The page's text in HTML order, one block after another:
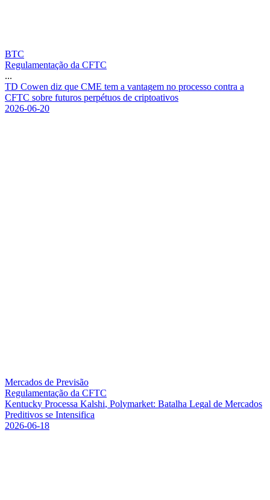
BTC
Regulamentação da CFTC
...
TD Cowen diz que CME tem a vantagem no processo contra a
CFTC sobre futuros perpétuos de criptoativos
2026-06-20
Mercados de Previsão
Regulamentação da CFTC
Kentucky Processa Kalshi, Polymarket: Batalha Legal de Mercados
Preditivos se Intensifica
2026-06-18